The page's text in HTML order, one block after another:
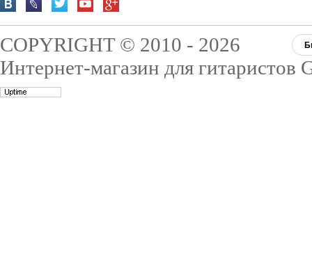
COPYRIGHT © 2010 - 2026
Интернет-магазин для гитаристов